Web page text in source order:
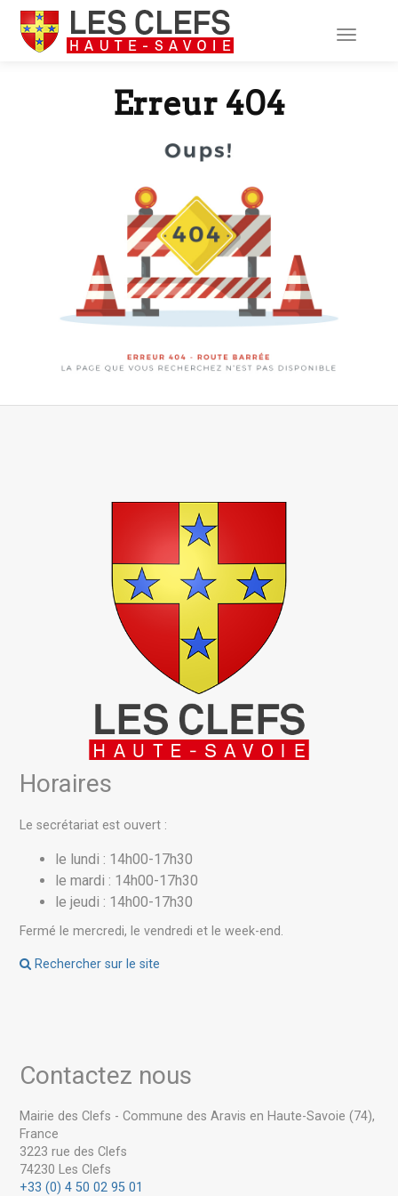
Toggle
Erreur 404
Horaires
Le secrétariat est ouvert :
le lundi : 14h00-17h30
le mardi : 14h00-17h30
le jeudi : 14h00-17h30
Fermé le mercredi, le vendredi et le week-end.
Rechercher sur le site
Contactez nous
Mairie des Clefs - Commune des Aravis en Haute-Savoie (74),
France
3223 rue des Clefs
74230 Les Clefs
+33 (0) 4 50 02 95 01